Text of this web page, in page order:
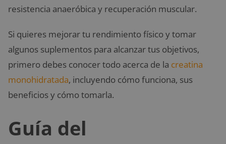
resistencia anaeróbica y recuperación muscular.
Si quieres mejorar tu rendimiento físico y tomar
algunos suplementos para alcanzar tus objetivos,
primero debes conocer todo acerca de la creatina
monohidratada, incluyendo cómo funciona, sus
beneficios y cómo tomarla.
Guía del